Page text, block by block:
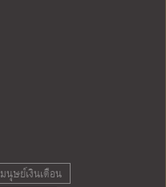
มนุษย์เงินเดือน